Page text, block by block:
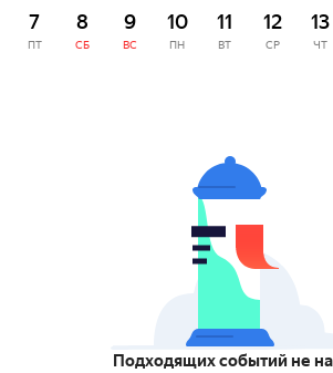
7
ПТ
8
СБ
9
ВС
10
ПН
11
ВТ
12
СР
13
ЧТ
Подходящих событий не